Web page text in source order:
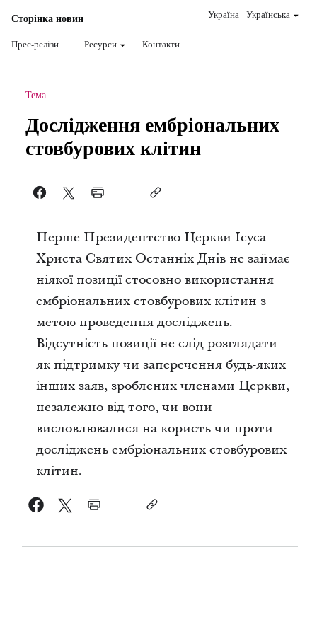
Сторінка новин
Прес-релізи Ресурси Контакти
Україна-Українська
Тема
Дослідження ембріональних
стовбурових клітин
Перше Президентство Церкви Ісуса
Христа Святих Останніх Днів не займає
ніякої позиції стосовно використання
ембріональних стовбурових клітин з
метою проведення досліджень.
Відсутність позиції не слід розглядати
як підтримку чи заперечення будь-яких
інших заяв, зроблених членами Церкви,
незалежно від того, чи вони
висловлювалися на користь чи проти
досліджень ембріональних стовбурових
клітин.